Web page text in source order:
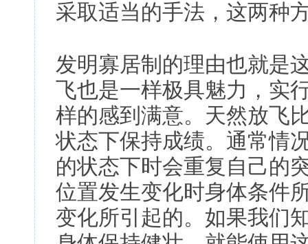
采取适当的手法，这两种
发明寡居制的理由也就是
飞也是一样极具魅力，实
样的感到满意。天然放飞
状态下保持成绩。通常情
的状态下时会重复自己的
位置发生变化时身体条件
变化所引起的。如果我们